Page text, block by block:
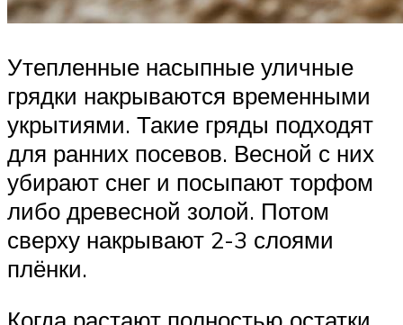
Утепленные насыпные уличные
грядки накрываются временными
укрытиями. Такие гряды подходят
для ранних посевов. Весной с них
убирают снег и посыпают торфом
либо древесной золой. Потом
сверху накрывают 2-3 слоями
плёнки.